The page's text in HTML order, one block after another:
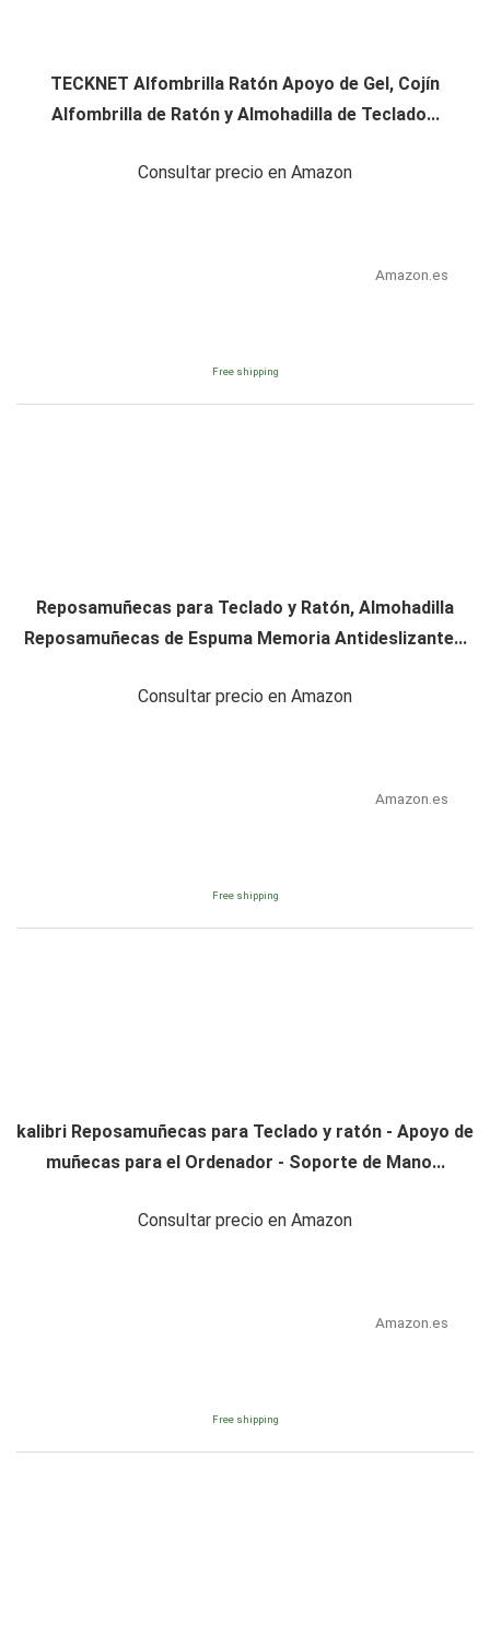
TECKNET Alfombrilla Ratón Apoyo de Gel, Cojín
Alfombrilla de Ratón y Almohadilla de Teclado...
Consultar precio en Amazon
Amazon.es
Free shipping
Reposamuñecas para Teclado y Ratón, Almohadilla
Reposamuñecas de Espuma Memoria Antideslizante...
Consultar precio en Amazon
Amazon.es
Free shipping
kalibri Reposamuñecas para Teclado y ratón - Apoyo de
muñecas para el Ordenador - Soporte de Mano...
Consultar precio en Amazon
Amazon.es
Free shipping